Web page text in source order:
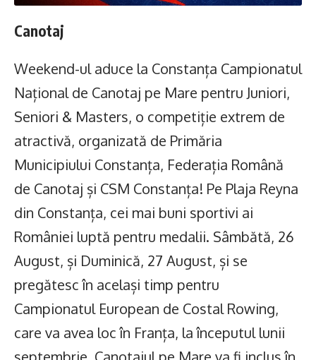
Canotaj
Weekend-ul aduce la Constanța Campionatul
Național de Canotaj pe Mare pentru Juniori,
Seniori & Masters, o competiție extrem de
atractivă, organizată de Primăria
Municipiului Constanța, Federația Română
de Canotaj și CSM Constanța! Pe Plaja Reyna
din Constanța, cei mai buni sportivi ai
României luptă pentru medalii. Sâmbătă, 26
August, și Duminică, 27 August, și se
pregătesc în același timp pentru
Campionatul European de Costal Rowing,
care va avea loc în Franța, la începutul lunii
septembrie. Canotajul pe Mare va fi inclus în